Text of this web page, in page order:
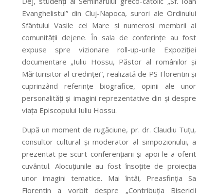
Evanghelistul” din Cluj-Napoca, surori ale Ordinului
Sfântului Vasile cel Mare și numeroși membrii ai
comunității dejene. În sala de conferințe au fost
expuse spre vizionare roll-up-urile Expoziției
documentare „Iuliu Hossu, Păstor al românilor și
Mărturisitor al credinței”, realizată de PS Florentin și
cuprinzând referințe biografice, opinii ale unor
personalități și imagini reprezentative din și despre
viața Episcopului Iuliu Hossu.
După un moment de rugăciune, pr. dr. Claudiu Tuțu,
consultor cultural și moderator al simpozionului, a
prezentat pe scurt conferențiarii și apoi le-a oferit
cuvântul. Alocuțiunile au fost însoțite de proiecția
unor imagini tematice. Mai întâi, Preasfinția Sa
Florentin a vorbit despre „Contribuția Bisericii